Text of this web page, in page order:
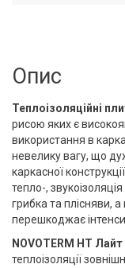
Опис
Теплоізоляційні
рисою яких є
використання в
невелику вагу, що
каркасної
тепло-,
грибка та плісняви,
перешкоджає
NOVOTERM HT
теплоізоляції